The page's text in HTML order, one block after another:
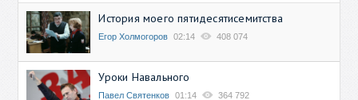
История моего пятидесятисемитства
Егор Холмогоров 02:14 408 074
Уроки Навального
Павел Святенков 01:14 364 792